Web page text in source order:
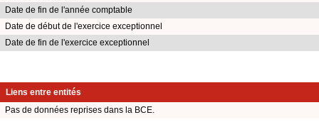
Date de fin de l'année comptable
Date de début de l'exercice exceptionnel
Date de fin de l'exercice exceptionnel
Liens entre entités
Pas de données reprises dans la BCE.